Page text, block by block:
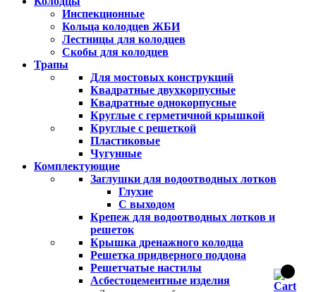
Инспекционные
Кольца колодцев ЖБИ
Лестницы для колодцев
Скобы для колодцев
Трапы
Для мостовых конструкций
Квадратные двухкорпусные
Квадратные однокорпусные
Круглые с герметичной крышкой
Круглые с решеткой
Пластиковые
Чугунные
Комплектующие
Заглушки для водоотводных лотков
Глухие
С выходом
Крепеж для водоотводных лотков и
решеток
Крышка дренажного колодца
Решетка придверного поддона
Решетчатые настилы
Асбестоцементные изделия